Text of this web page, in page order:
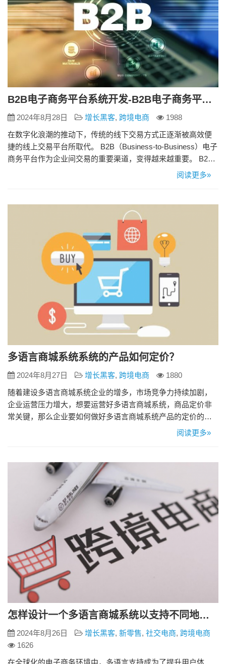
B2B电子商务平台系统开发-B2B电子商务平台开发
2024年8月28日 增长黑客, 跨境电商
1988
在数字化浪潮的推动下，传统的线下交易方式正逐渐被高效便
捷的线上交易平台所取代。 B2B（Business-to-Business）电子
商务平台作为企业间交易的重要渠道，变得越来越重要。 B2B
电子商务平台发展的重要性 1.提高交易效率：通过数字化流
接触到世界各地的潜在客户和供应商，…
阅读更多»
多语言商城系统系统的产品如何定价？
2024年8月27日 增长黑客, 跨境电商
1880
随着建设多语言商城系统企业的增多，市场竞争力持续加剧，
企业运营压力增大，想要运营好多语言商城系统，商品定价非
常关键，那么企业要如何做好多语言商城系统产品的定价的
呢？接下来就跟着小来一起来看看吧。 一、商品定价之低价定
市场。这是一种长久的战赂，适合于一些资金雄厚的大企业。
销售额增大了，总的商…
阅读更多»
怎样设计一个多语言商城系统以支持不同地区的用户？
2024年8月26日 增长黑客, 新零售, 社交电商, 跨境电商
1626
在全球化的电子商务环境中，多语言支持成为了提升用户体